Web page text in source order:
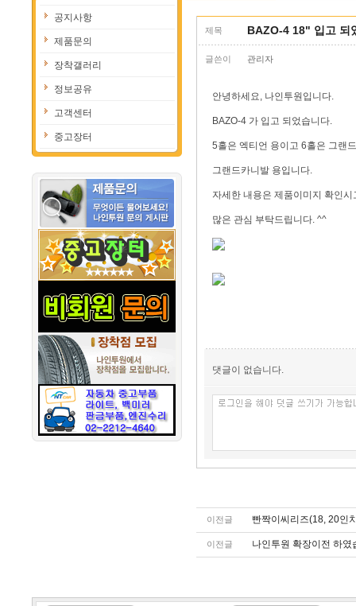
공지사항
제품문의
장착갤러리
정보공유
고객센터
중고장터
제목 BAZO-4 18" 입고 되
글쓴이 관리자
안녕하세요, 나인투원입니다.
BAZO-4 가 입고 되었습니다.
5홀은 엑티언 용이고 6홀은 그랜
그랜드카니발 용입니다.
자세한 내용은 제품이미지 확인시
많은 관심 부탁드립니다. ^^
댓글이 없습니다.
이전글 빤짝이씨리즈(18, 20인
이전글 나인투원 확장이전 하였